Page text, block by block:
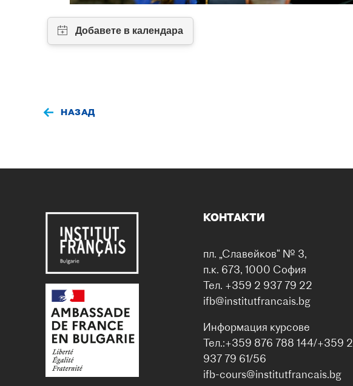
НАЗАД
КОНТАКТИ
пл. „Славейков“ № 3,
п.к. 673, 1000 София
Тел. +359 2 937 79 22
ifb@institutfrancais.bg
Информация курсове
Тел.:+359 876 788 144/+359 2
937 79 61/56
ifb-cours@institutfrancais.bg